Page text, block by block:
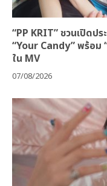
“PP KRIT” ชวนเปิดป
“Your Candy” พร้อม
ใน MV
07/08/2026